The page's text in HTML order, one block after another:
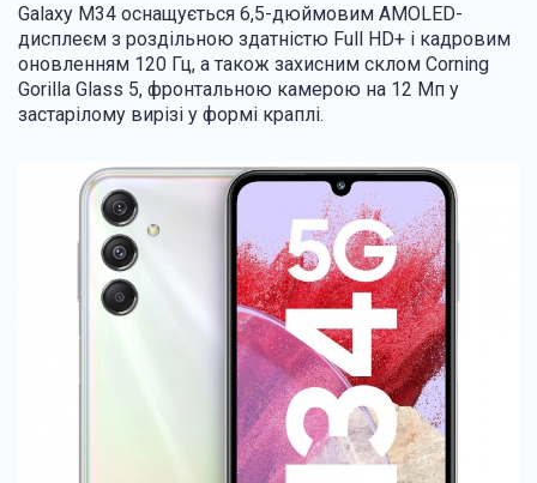
Galaxy M34 оснащується 6,5-дюймовим AMOLED-
дисплеєм з роздільною здатністю Full HD+ і кадровим
оновленням 120 Гц, а також захисним склом Corning
Gorilla Glass 5, фронтальною камерою на 12 Мп у
застарілому вирізі у формі краплі.